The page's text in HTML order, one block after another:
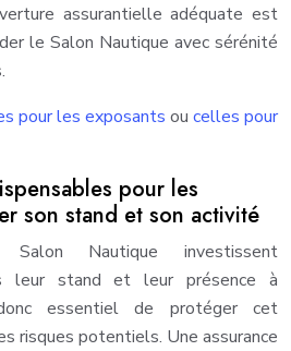
assurantielle adéquate est
le Salon Nautique avec sérénité
pour les exposants ou celles pour
pour les
son stand et son activité
Nautique investissent
leur stand et leur présence à
essentiel de protéger cet
risques potentiels. Une assurance